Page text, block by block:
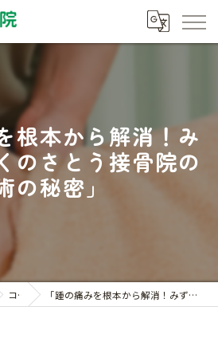
根本から解消！み
のさとう接骨院の
の秘密」
コラム 「踵の痛みを根本から解消！みずほ台駅近くのさとう接骨院の施術の秘密」